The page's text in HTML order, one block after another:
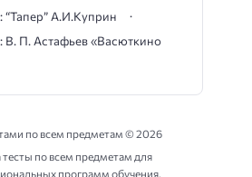
“Тапер” А.И.Куприн
В. П. Астафьев «Васюткино
по всем предметам ©2026
по всем предметам для
программ обучения.